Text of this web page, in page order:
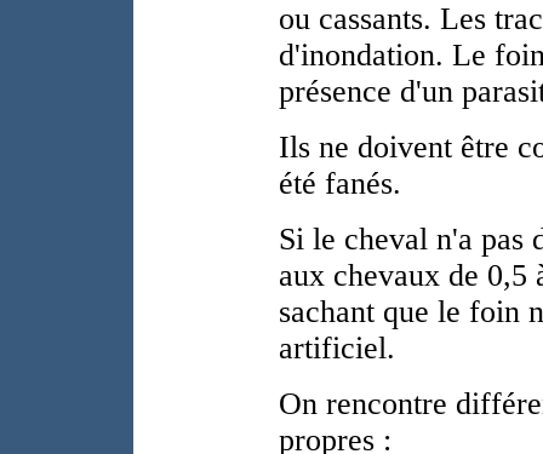
ou cassants. Les
d'inondation. Le
présence d'un
Ils ne doivent être
été fanés.
Si le cheval n'a pas
aux chevaux de
sachant que le foin
artificiel.
On rencontre
propres :